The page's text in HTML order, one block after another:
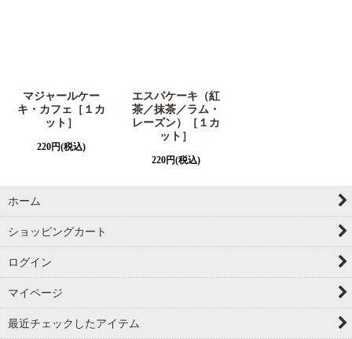
マジャールケー
キ・カフェ［１カ
ット］
220円(税込)
エスパケーキ（紅
茶／抹茶／ラム・
レーズン）［１カ
ット］
220円(税込)
ホーム
ショッピングカート
ログイン
マイページ
最近チェックしたアイテム